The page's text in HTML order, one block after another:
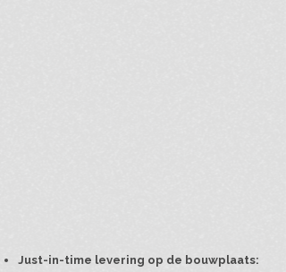
Just-in-time levering op de bouwplaats: